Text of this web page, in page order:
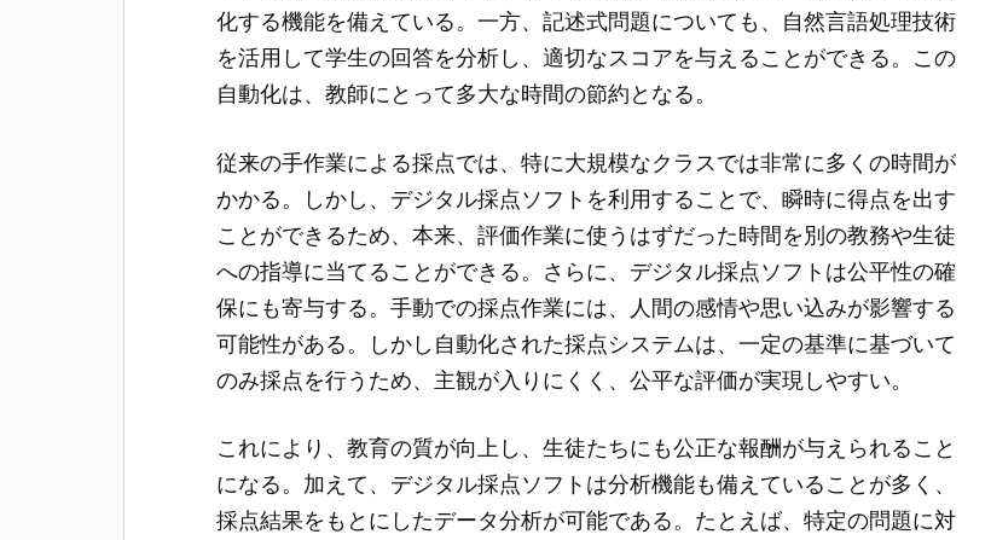
化する機能を備えている。一方、記述式問題についても、自然言語処理技術
を活用して学生の回答を分析し、適切なスコアを与えることができる。この
自動化は、教師にとって多大な時間の節約となる。
従来の手作業による採点では、特に大規模なクラスでは非常に多くの時間が
かかる。しかし、デジタル採点ソフトを利用することで、瞬時に得点を出す
ことができるため、本来、評価作業に使うはずだった時間を別の教務や生徒
への指導に当てることができる。さらに、デジタル採点ソフトは公平性の確
保にも寄与する。手動での採点作業には、人間の感情や思い込みが影響する
可能性がある。しかし自動化された採点システムは、一定の基準に基づいて
のみ採点を行うため、主観が入りにくく、公平な評価が実現しやすい。
これにより、教育の質が向上し、生徒たちにも公正な報酬が与えられること
になる。加えて、デジタル採点ソフトは分析機能も備えていることが多く、
採点結果をもとにしたデータ分析が可能である。たとえば、特定の問題に対